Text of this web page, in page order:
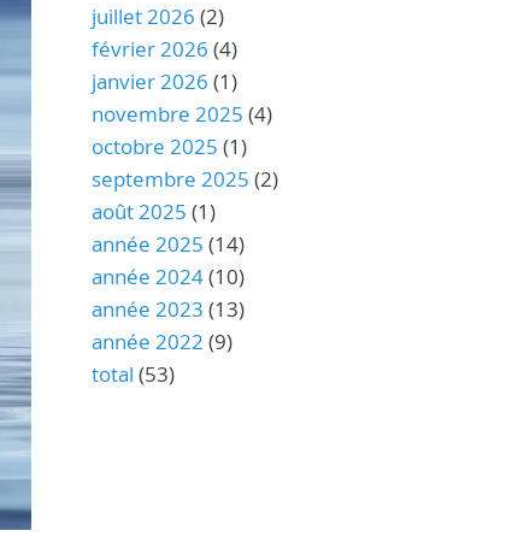
juillet 2026 (2)
février 2026 (4)
janvier 2026 (1)
novembre 2025 (4)
octobre 2025 (1)
septembre 2025 (2)
août 2025 (1)
année 2025 (14)
année 2024(10)
année 2023 (13)
année 2022 (9)
total (53)